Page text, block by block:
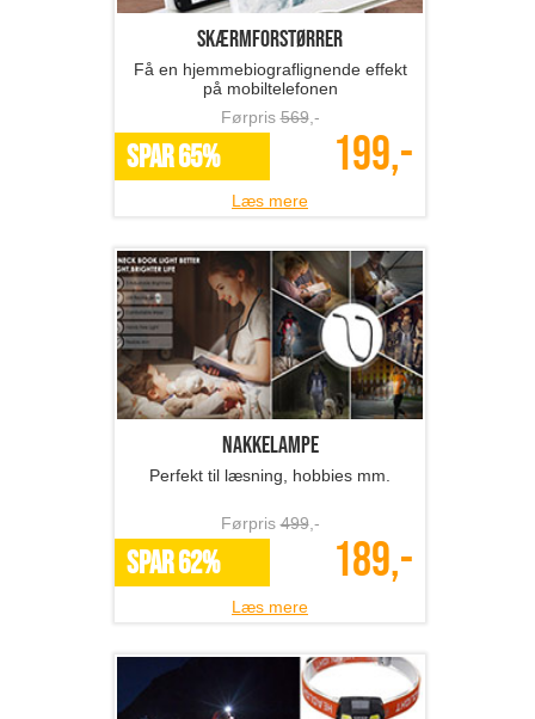
Skærmforstørrer
Få en hjemmebiograflignende effekt
på mobiltelefonen
Førpris569,-
SPAR 65% 199,-
Læs mere
Nakkelampe
Perfekt til læsning, hobbies mm.
Førpris499,-
SPAR 62% 189,-
Læs mere